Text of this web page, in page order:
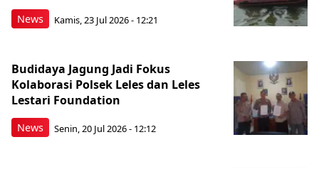
News Kamis, 23 Jul 2026 - 12:21
News
Budidaya Jagung Jadi Fokus
Kolaborasi Polsek Leles dan Leles
Lestari Foundation
Senin, 20 Jul 2026 - 12:12